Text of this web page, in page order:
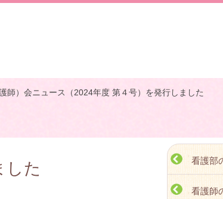
師）会ニュース（2024年度 第４号）を発行しました
した 看護部
看護師